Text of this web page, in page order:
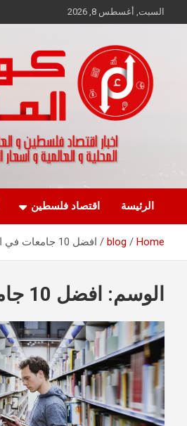
to
السبت, أغسطس 8, 2026
كواليس المال
الرئيسة اقتصاد فلسطين
Home
blog افضل 10 جامعات في العالم
الوسم: افضل 10 جامعات في العالم